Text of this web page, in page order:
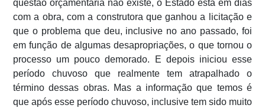
questão orçamentária não existe, o Estado está em dias
com a obra, com a construtora que ganhou a licitação e
que o problema que deu, inclusive no ano passado, foi
em função de algumas desapropriações, o que tornou o
processo um pouco demorado. E depois iniciou esse
período chuvoso que realmente tem atrapalhado o
término dessas obras. Mas a informação que temos é
que após esse período chuvoso, inclusive tem sido muito